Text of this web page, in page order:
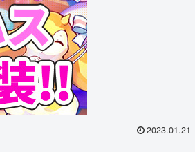
2023.01.21